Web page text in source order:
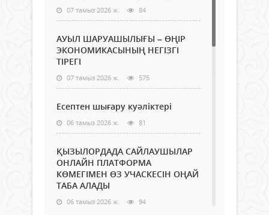
07 тамыз 2026 ж. 84
АУЫЛ ШАРУАШЫЛЫҒЫ – ӨҢІР
ЭКОНОМИКАСЫНЫҢ НЕГІЗГІ
ТІРЕГІ
07 тамыз 2026 ж. 575
Есептен шығару куәліктері
06 тамыз 2026 ж. 81
ҚЫЗЫЛОРДАДА САЙЛАУШЫЛАР
ОНЛАЙН ПЛАТФОРМА
КӨМЕГІМЕН ӨЗ УЧАСКЕСІН ОҢАЙ
ТАБА АЛАДЫ
06 тамыз 2026 ж. 94